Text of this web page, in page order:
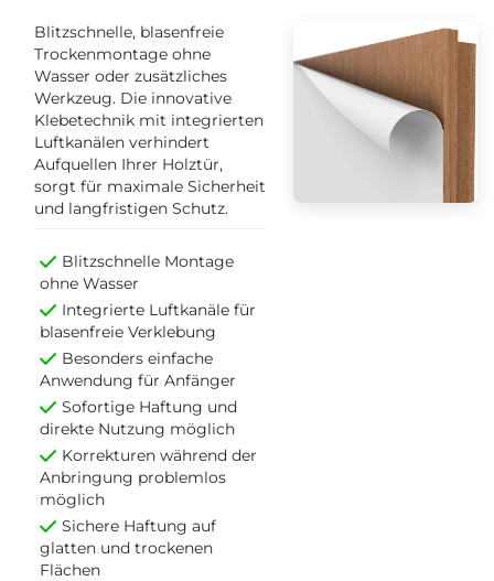
Blitzschnelle, blasenfreie
Trockenmontage ohne
Wasser oder zusätzliches
Werkzeug. Die innovative
Klebetechnik mit integrierten
Luftkanälen verhindert
Aufquellen Ihrer Holztür,
sorgt für maximale Sicherheit
und langfristigen Schutz.
Blitzschnelle Montage
ohne Wasser
Integrierte Luftkanäle für
blasenfreie Verklebung
Besonders einfache
Anwendung für Anfänger
Sofortige Haftung und
direkte Nutzung möglich
Korrekturen während der
Anbringung problemlos
möglich
Sichere Haftung auf
glatten und trockenen
Flächen